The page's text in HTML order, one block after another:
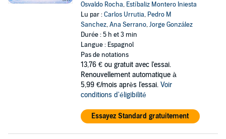
Osvaldo Rocha, Estíbaliz Montero Iniesta
Lu par :Carlos Urrutia, Pedro M
Sanchez,Ana Serrano,Jorge González
Durée : 5 h et 3 min
Langue : Espagnol
Pas de notations
13,76 € ou gratuit avec l'essai.
Renouvellement automatique à
5,99 €/mois après l'essai. Voir
conditions d'éligibilité
Essayez Standard gratuitement